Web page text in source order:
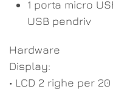
1 porta micro
USB pendriv
Hardware
Display:
• LCD 2 righe per